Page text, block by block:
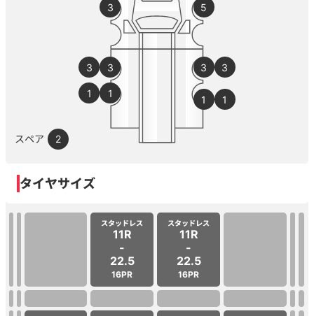
3 5
3
3 3 3
1
1
1 1
スペア 2
タイヤサイズ
スタッドレス
11R
-
22.5
16PR
スタッドレス
11R
-
22.5
16PR